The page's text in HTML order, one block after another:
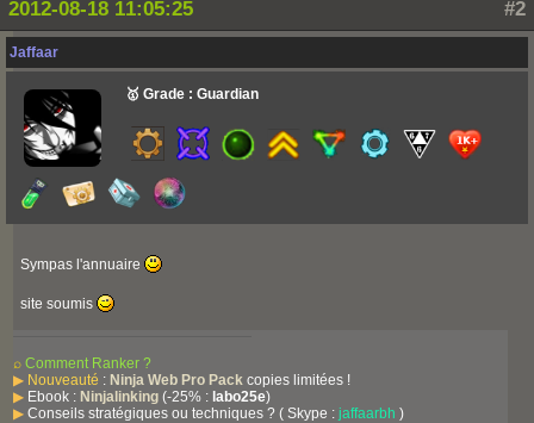
#2
2012-08-18 11:05:25
Jaffaar
🥇 Grade : Guardian
Sympas l'annuaire
site soumis
⌕ Comment Ranker ?
▶ Nouveauté : Ninja Web Pro Pack copies limitées !
▶ Ebook : Ninjalinking (-25% : labo25e)
▶ Conseils stratégiques ou techniques ? ( Skype : jaffaarbh )